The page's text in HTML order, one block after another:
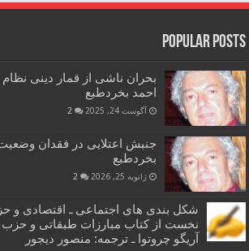
Popular Posts
بحران ناشی از قمار دینی
احمد بخردطبع
آگوست 24, 2025 2
جنبش اعتلایی در فقدان وضعیت
بخردطبع
ژانویه 25, 2026 2
شکل بندی های اجتماعی ـ اقتصادی و
آریگو چروتوا ـ ترجمه: منصور دیجور